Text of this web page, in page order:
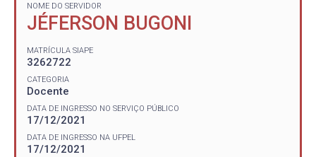
NOME DO SERVIDOR
JÉFERSON BUGONI
MATRÍCULA SIAPE
3262722
CATEGORIA
Docente
DATA DE INGRESSO NO SERVIÇO PÚBLICO
17/12/2021
DATA DE INGRESSO NA UFPEL
17/12/2021